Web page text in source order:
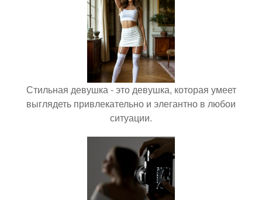
Стильная девушка - это девушка, которая умеет
выглядеть привлекательно и элегантно в любои
ситуации.